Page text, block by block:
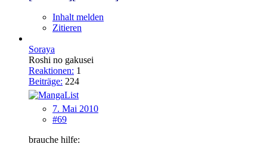
Inhalt melden
Zitieren
Soraya
Roshi no gakusei
Reaktionen: 1
Beiträge: 224
7. Mai 2010
#69
brauche hilfe: